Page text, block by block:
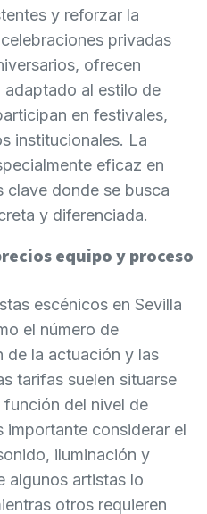
y reforzar la
privadas
ofrecen
al estilo de
en festivales,
institucionales. La
eficaz en
clave donde se busca
y diferenciada.
equipo y proceso
escénicos en Sevilla
el número de
de la actuación y las
tarifas suelen situarse
del nivel de
importante considerar el
iluminación y
algunos artistas lo
otros requieren